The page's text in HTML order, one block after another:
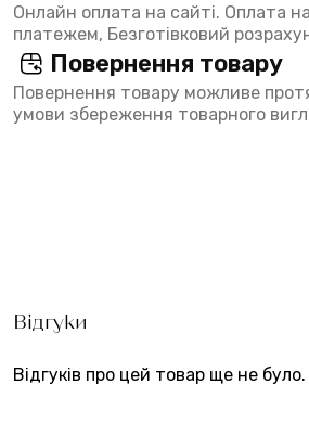
Онлайн оплата на сайті. Оплата
платежем, Безготівковий
Повернення товару
Повернення товару можливе
умови збереження товарного
Відгуки
Відгуків про цей товар ще не було.